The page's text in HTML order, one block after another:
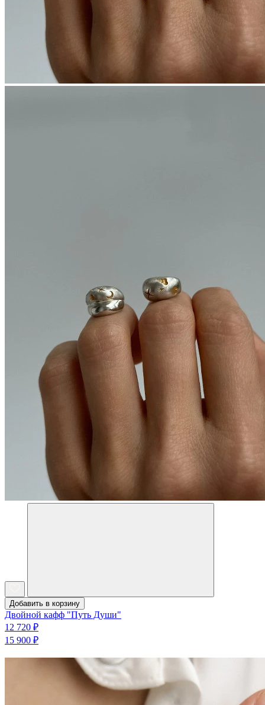
Добавить в корзину
Двойной кафф "Путь Души"
12 720 ₽
15 900 ₽